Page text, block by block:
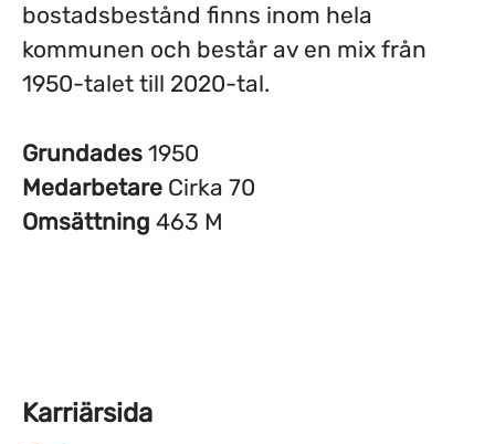
bostadsbestånd finns inom hela
kommunen och består av en mix från
1950-talet till 2020-tal.
Grundades 1950
Medarbetare Cirka 70
Omsättning 463 M
Karriärsida